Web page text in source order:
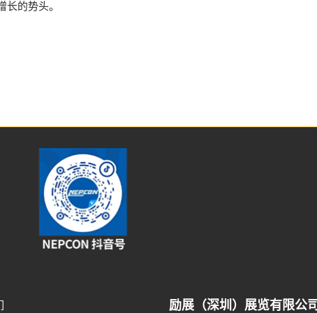
的势头。
励展（深圳）展览有限公